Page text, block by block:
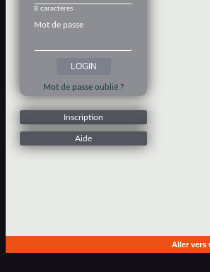
8 caractères
Mot de passe
Mot de passe oublié ?
Inscription
Aide
Aller vers